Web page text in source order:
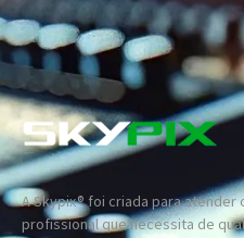
A Skypix® foi criada para atender
profissional que necessita de